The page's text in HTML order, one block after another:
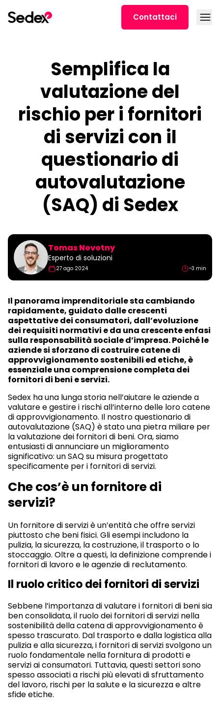
Contattaci
Semplifica la
valutazione del
rischio per i fornitori
di servizi con il
questionario di
autovalutazione
(SAQ) di Sedex
Tomas Novotny
Esperto di soluzioni
27 ago 2024 ~3 min
Il panorama imprenditoriale sta cambiando
rapidamente, guidato dalle crescenti
aspettative dei consumatori, dall’evoluzione
dei requisiti normativi e da una crescente enfasi
sulla responsabilità sociale d’impresa. Poiché le
aziende si sforzano di costruire catene di
approvvigionamento sostenibili ed etiche, è
essenziale una comprensione completa dei
fornitori di beni e servizi.
Sedex ha una lunga storia nell’aiutare le aziende a
valutare e gestire i rischi all’interno delle loro catene
di approvvigionamento. Il nostro questionario di
autovalutazione (SAQ) è stato una pietra miliare per
la valutazione dei fornitori di beni. Ora, siamo
entusiasti di annunciare un miglioramento
significativo: un SAQ su misura progettato
specificamente per i fornitori di servizi.
Che cos’è un fornitore di
servizi?
Un fornitore di servizi è un’entità che offre servizi
piuttosto che beni fisici. Gli esempi includono la
pulizia, la sicurezza, la costruzione, il trasporto o lo
stoccaggio. Oltre a questi, la definizione comprende i
fornitori di lavoro e le agenzie di reclutamento.
Il ruolo critico dei fornitori di servizi
Sebbene l’importanza di valutare i fornitori di beni sia
ben consolidata, il ruolo dei fornitori di servizi nella
sostenibilità della catena di approvvigionamento è
spesso trascurato. Dal trasporto e dalla logistica alla
pulizia e alla sicurezza, i fornitori di servizi svolgono un
ruolo fondamentale nella fornitura di prodotti e
servizi ai consumatori. Tuttavia, questi settori sono
spesso associati a rischi più elevati di sfruttamento
del lavoro, rischi per la salute e la sicurezza e altre
sfide etiche.